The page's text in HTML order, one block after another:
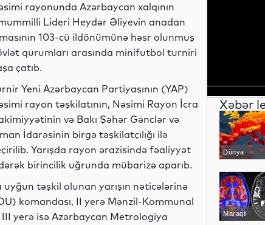
rayonunda Azərbaycan xalqının
Lideri Heydər Əliyevin anadan
103-cü ildönümünə həsr olunmuş
qurumları arasında minifutbol turniri
çatıb.
Yeni Azərbaycan Partiyasının (YAP)
rayon təşkilatının, Nəsimi Rayon İcra
və Bakı Şəhər Gənclər və
İdarəsinin birgə təşkilatçılığı ilə
Yarışda rayon ərazisində fəaliyyət
birincilik uğrunda mübarizə aparıb.
təşkil olunan yarışın nəticələrinə
komandası, II yerə Mənzil-Kommunal
yerə isə Azərbaycan Metrologiya
Xəbər
Dünya
Maraqlı